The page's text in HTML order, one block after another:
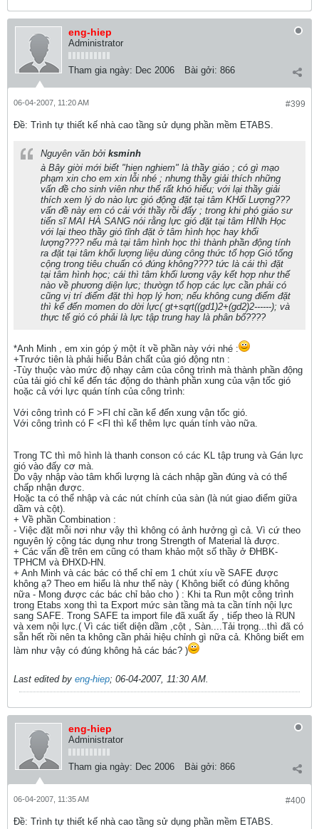
eng-hiep
Administrator
Tham gia ngày: Dec 2006 Bài gởi: 866
#399
06-04-2007, 11:20 AM
Ðề: Trình tự thiết kế nhà cao tầng sử dụng phần mềm ETABS.
Nguyên văn bởi ksminh
à Bây giời mới biết "hien nghiem" là thầy giáo ; có gì mạo
phạm xin cho em xin lỗi nhé ; nhưng thầy giải thích những
vấn đề cho sinh viên như thế rất khó hiểu; với lại thầy giải
thích xem lý do nào lực gió động đặt tại tâm KHối Lượng???
vấn đề này em có cải với thầy rồi đấy ; trong khi phó giáo sư
tiến sĩ MAI HÀ SANG nói rằng lực gió đặt tại tâm HÌNh Học
với lại theo thầy gió tĩnh đặt ở tâm hình học hay khối
lượng???? nếu mà tại tâm hình học thì thành phần động tính
ra đặt tại tâm khối lượng liệu dùng công thức tổ hợp Gió tổng
cộng trong tiêu chuẩn có đúng không???? tức là cái thì đặt
tại tâm hình học; cái thì tâm khối lương vậy kết hợp như thế
nào về phương diện lực; thườgn tổ hợp các lực cần phải có
cũng vị trí điểm đặt thì hợp lý hơn; nếu không cung điểm đặt
thì kể đến momen do dời lực( gt+sqrt((gd1)2+(gd2)2------); và
thực tế gió có phải là lực tập trung hay là phân bố????
*Anh Minh , em xin góp ý một ít về phần này với nhé :
+Trước tiên là phải hiểu Bản chất của gió động ntn :
-Tùy thuộc vào mức độ nhạy cảm của công trình mà thành phần động
của tải gió chỉ kể đến tác động do thành phần xung của vận tốc gió
hoặc cả với lực quán tính của công trình:
Với công trình có F >Fl chỉ cần kể đến xung vận tốc gió.
Với công trình có F <Fl thì kể thêm lực quán tính vào nữa.
Trong TC thì mô hình là thanh conson có các KL tập trung và Gán lực
gió vào đấy cơ mà.
Do vậy nhập vào tâm khối lượng là cách nhập gần đúng và có thể
chấp nhận được.
Hoặc ta có thể nhập và các nút chính của sàn (là nút giao điểm giữa
dầm và cột).
+ Về phần Combination :
- Việc đặt mỗi nơi như vậy thì không có ảnh hưởng gì cả. Vì cứ theo
nguyên lý cộng tác dụng như trong Strength of Material là được.
+ Các vấn đề trên em cũng có tham khảo một số thầy ở ĐHBK-
TPHCM và ĐHXD-HN.
+ Anh Minh và các bác có thể chỉ em 1 chút xíu về SAFE được
không ạ? Theo em hiểu là như thế này ( Không biết có đúng không
nữa - Mong được các bác chỉ bảo cho ) : Khi ta Run một công trình
trong Etabs xong thì ta Export mức sàn tầng mà ta cần tính nội lực
sang SAFE. Trong SAFE ta import file đã xuất ấy , tiếp theo là RUN
và xem nội lực.( Vì các tiết diện dầm ,cột , Sàn....Tải trọng...thì đã có
sẵn hết rồi nên ta không cần phải hiệu chỉnh gì nữa cả. Không biết em
làm như vậy có đúng không hả các bác? )
Last edited by eng-hiep; 06-04-2007, 11:30 AM.
eng-hiep
Administrator
Tham gia ngày: Dec 2006 Bài gởi: 866
#400
06-04-2007, 11:35 AM
Ðề: Trình tự thiết kế nhà cao tầng sử dụng phần mềm ETABS.